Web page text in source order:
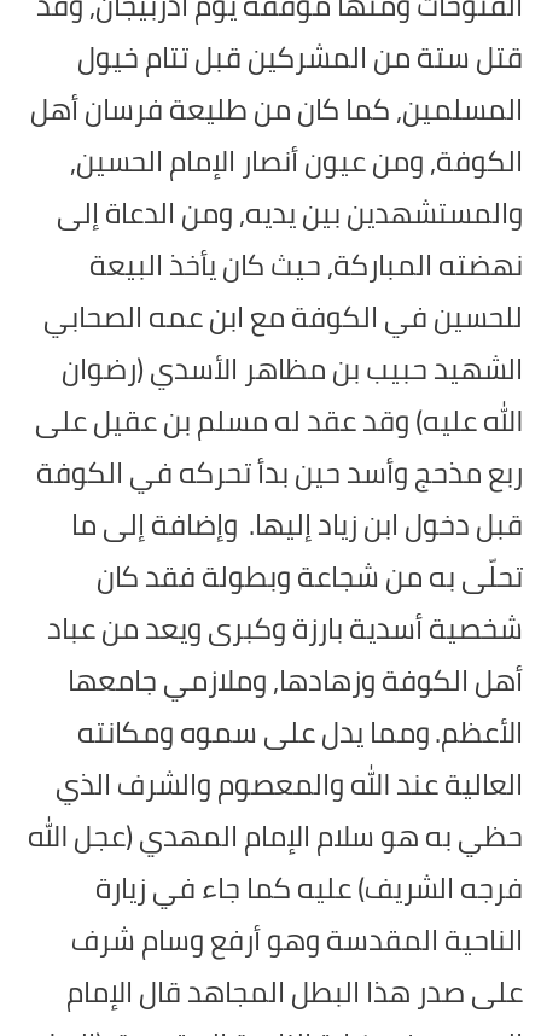
قتل ستة من المشركين قبل تتام خيول
المسلمين, كما كان من طليعة فرسان أهل
الكوفة, ومن عيون أنصار الإمام الحسين,
والمستشهدين بين يديه, ومن الدعاة إلى
نهضته المباركة, حيث كان يأخذ البيعة
للحسين في الكوفة مع ابن عمه الصحابي
الشهيد حبيب بن مظاهر الأسدي (رضوان
الله عليه) وقد عقد له مسلم بن عقيل على
ربع مذحج وأسد حين بدأ تحركه في الكوفة
قبل دخول ابن زياد إليها. وإضافة إلى ما
تحلّى به من شجاعة وبطولة فقد كان
شخصية أسدية بارزة وكبرى ويعد من عباد
أهل الكوفة وزهادها, وملازمي جامعها
الأعظم.ومما يدل على سموه ومكانته
العالية عند الله والمعصوم والشرف الذي
حظي به هو سلام الإمام المهدي (عجل الله
فرجه الشريف) عليه كما جاء في زيارة
الناحية المقدسة وهو أرفع وسام شرف
على صدر هذا البطل المجاهد قال الإمام